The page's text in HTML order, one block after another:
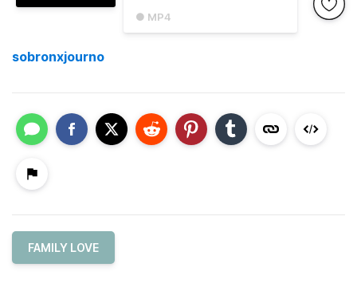
● MP4
sobronxjourno
FAMILY LOVE